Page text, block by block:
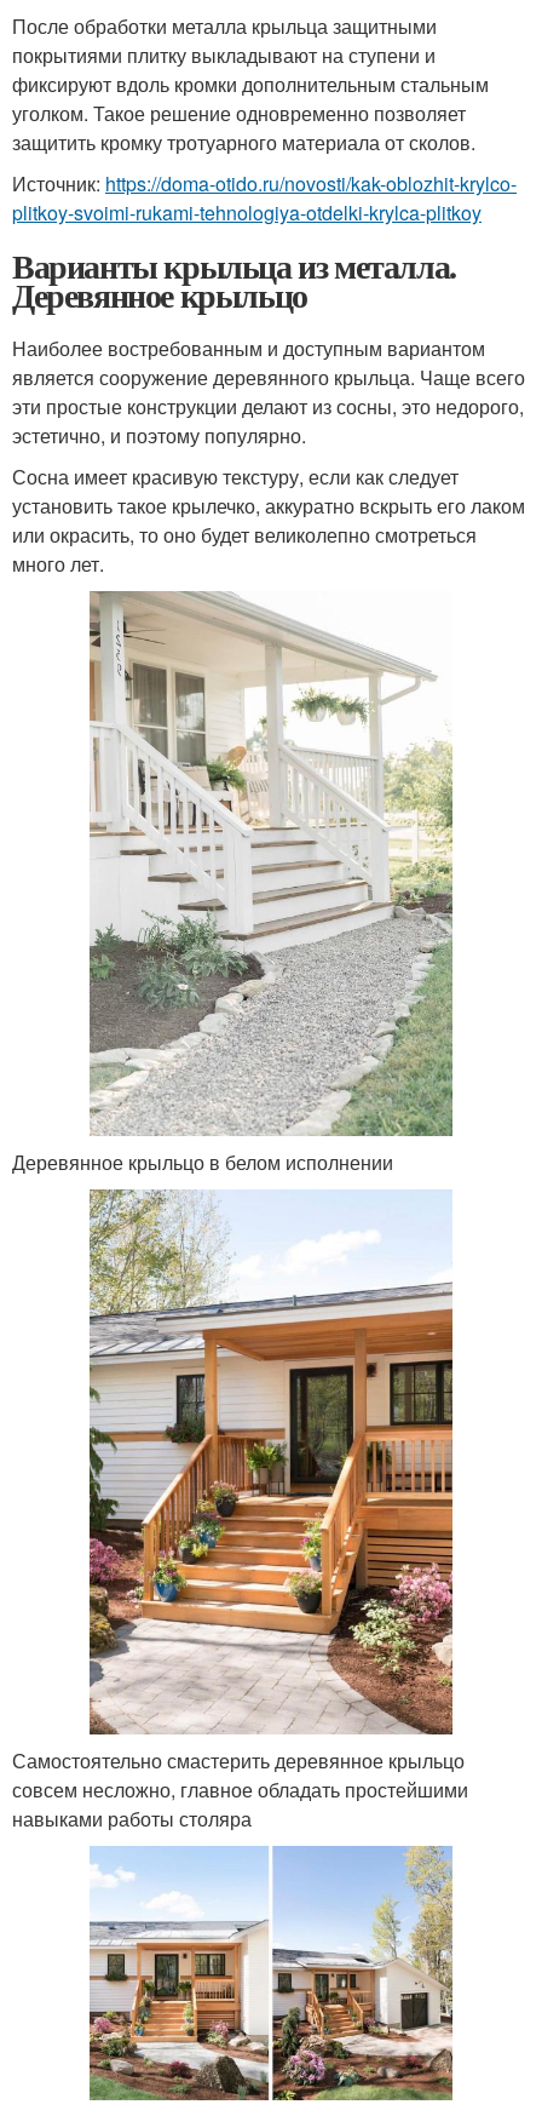
После обработки металла крыльца защитными
покрытиями плитку выкладывают на ступени и
фиксируют вдоль кромки дополнительным стальным
уголком. Такое решение одновременно позволяет
защитить кромку тротуарного материала от сколов.
Источник: https://doma-otido.ru/novosti/kak-oblozhit-krylco-
plitkoy-svoimi-rukami-tehnologiya-otdelki-krylca-plitkoy
Варианты крыльца из металла.
Деревянное крыльцо
Наиболее востребованным и доступным вариантом
является сооружение деревянного крыльца. Чаще всего
эти простые конструкции делают из сосны, это недорого,
эстетично, и поэтому популярно.
Сосна имеет красивую текстуру, если как следует
установить такое крылечко, аккуратно вскрыть его лаком
или окрасить, то оно будет великолепно смотреться
много лет.
Деревянное крыльцо в белом исполнении
Самостоятельно смастерить деревянное крыльцо
совсем несложно, главное обладать простейшими
навыками работы столяра